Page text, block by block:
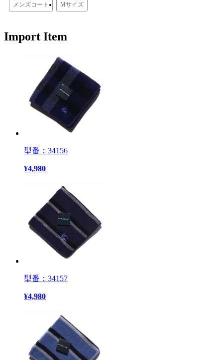
メンズコート Mサイズ
Import Item
型番：34156
¥4,980
型番：34157
¥4,980